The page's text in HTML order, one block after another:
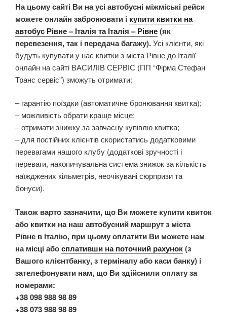
На цьому сайті Ви на усі автобусні міжміські рейси
можете онлайн забронювати і купити квитки на
автобус Рівне – Італія та Італія – Рівне(як
перевезення, так і передача багажу).Усі клієнти, які
будуть купувати у нас квитки з міста Рівне до Італії
онлайн на сайті ВАСИЛІВ СЕРВІС (ПП “Фірма Стефан
Транс сервіс”) зможуть отримати:
– гарантію поїздки (автоматичне бронювання квитка);
– можливість обрати краще місце;
– отримати знижку за завчасну купівлю квитка;
– для постійних клієнтів скористатись додатковими
перевагами нашого клубу (додаткові зручності і
переваги, накопичувальна система знижок за кількість
наїжджених кільметрів, неочікувані сюрпризи та
бонуси).
Також варто зазначити, що Ви можете купити квиток
або квитки на наш автобусний маршрут з міста
Рівне в Італію, при цьому оплатити Ви можете нам
на місці абосплативши на поточний рахунок(з
Вашого клієнтбанку, з терміналу або каси банку) і
зателефонувати нам, що Ви здійснили оплату за
номерами:
+38 098 988 98 89
+38 073 988 98 89